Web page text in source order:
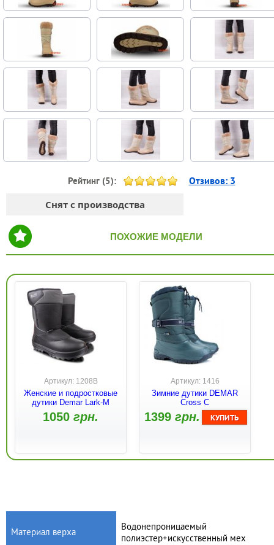
Рейтинг (5): Отзивов: 3
Снят с производства
ПОХОЖИЕ МОДЕЛИ
Артикул: 1208B
Женские и подростковые
дутики Demar Lark-M
1050 грн.
Артикул: 1416
Зимние дутики DEMAR
Cross C
1399 грн.
Материал верха
Водонепроницаемый
полиэстер+искусственный мех